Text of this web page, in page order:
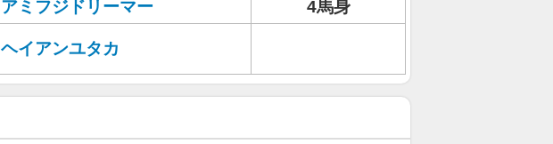
アミフジドリーマー
4馬身
ヘイアンユタカ